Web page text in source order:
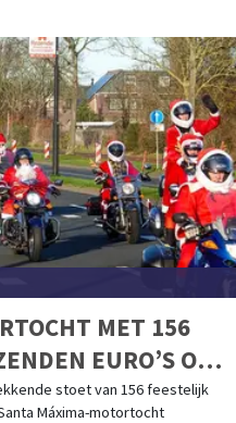
MET 156
EURO’S OP
stoet van 156 feestelijk
Máxima-motortocht